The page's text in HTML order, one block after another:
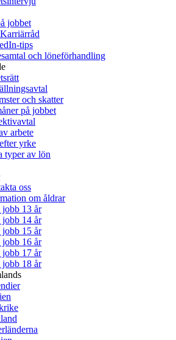
jobbet
tips
och löneförhandling
och skatter
på jobbet
arbete
yrke
typer av lön
oss
om åldrar
13 år
14 år
15 år
16 år
17 år
18 år